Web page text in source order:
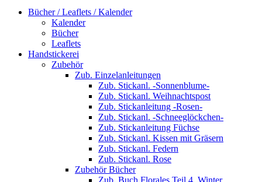
Bücher / Leaflets / Kalender
Kalender
Bücher
Leaflets
Handstickerei
Zubehör
Zub. Einzelanleitungen
Zub. Stickanl. -Sonnenblume-
Zub. Stickanl. Weihnachtspost
Zub. Stickanleitung -Rosen-
Zub. Stickanl. -Schneeglöckchen-
Zub. Stickanleitung Füchse
Zub. Stickanl. Kissen mit Gräsern
Zub. Stickanl. Federn
Zub. Stickanl. Rose
Zubehör Bücher
Zub. Buch Florales Teil 4, Winter